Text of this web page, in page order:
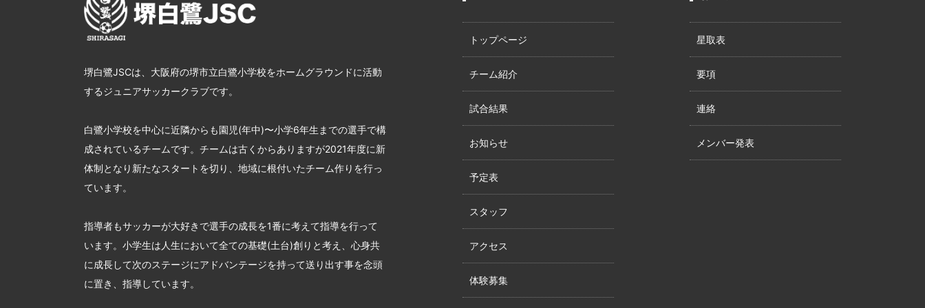
堺白鷺JSCは、大阪府の堺市立白鷺小学校をホームグラウンドに活動
するジュニアサッカークラブです。
白鷺小学校を中心に近隣からも園児(年中)〜小学6年生までの選手で構
成されているチームです。チームは古くからありますが2021年度に新
体制となり新たなスタートを切り、地域に根付いたチーム作りを行っ
ています。
指導者もサッカーが大好きで選手の成長を1番に考えて指導を行って
います。小学生は人生において全ての基礎(土台)創りと考え、心身共
に成長して次のステージにアドバンテージを持って送り出す事を念頭
に置き、指導しています。
トップページ
チーム紹介
試合結果
お知らせ
予定表
スタッフ
アクセス
体験募集
星取表
要項
連絡
メンバー発表